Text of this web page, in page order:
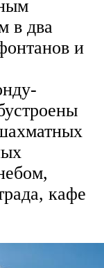
в два
и
кафе